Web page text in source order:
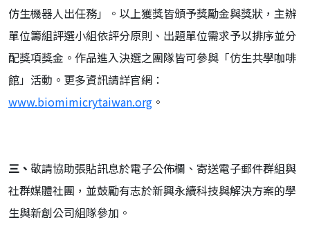
仿生機器人出任務」。以上獲獎皆頒予獎勵金與獎狀，主辦
單位籌組評選小組依評分原則、出題單位需求予以排序並分
配獎項獎金。作品進入決選之團隊皆可參與「仿生共學咖啡
館」活動。更多資訊請詳官網：
www.biomimicrytaiwan.org 。
三、 敬請協助張貼訊息於電子公佈欄、寄送電子郵件群組與
社群媒體社團，並鼓勵有志於新興永續科技與解決方案的學
生與新創公司組隊參加。